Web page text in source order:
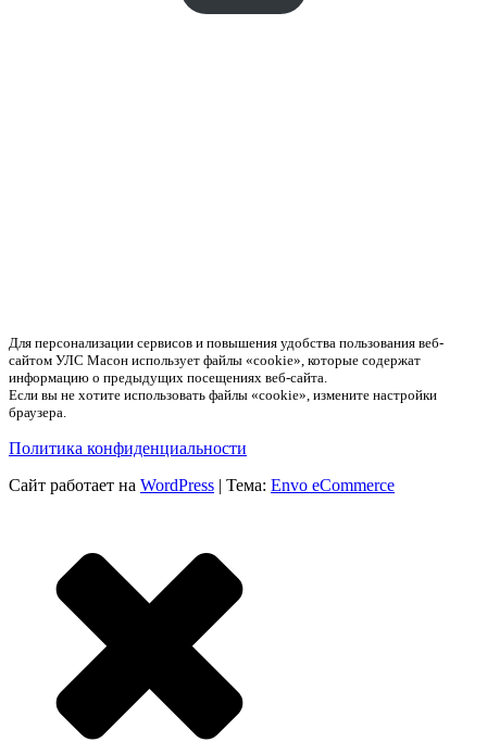
Для персонализации сервисов и повышения удобства пользования веб-
сайтом УЛС Масон использует файлы «cookie», которые содержат
информацию о предыдущих посещениях веб-сайта.
Если вы не хотите использовать файлы «cookie», измените настройки
браузера.
Политика конфиденциальности
Сайт работает на WordPress | Тема: Envo eCommerce